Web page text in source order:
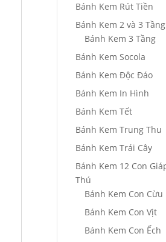
Bánh Kem Rút Tiền
Bánh Kem 2 và 3 Tầng
Bánh Kem 3 Tầng
Bánh Kem Socola
Bánh Kem Độc Đáo
Bánh Kem In Hình
Bánh Kem Tết
Bánh Kem Trung Thu
Bánh Kem Trái Cây
Bánh Kem 12 Con
Thú
Bánh Kem Con Cừu
Bánh Kem Con Vịt
Bánh Kem Con Ếch